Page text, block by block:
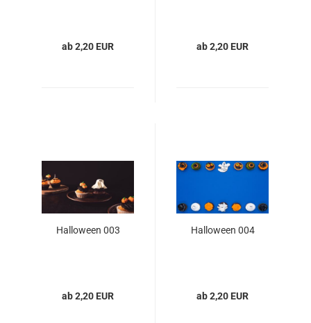
ab 2,20 EUR ab 2,20 EUR
Halloween 003
ab 2,20 EUR
Halloween 004
ab 2,20 EUR